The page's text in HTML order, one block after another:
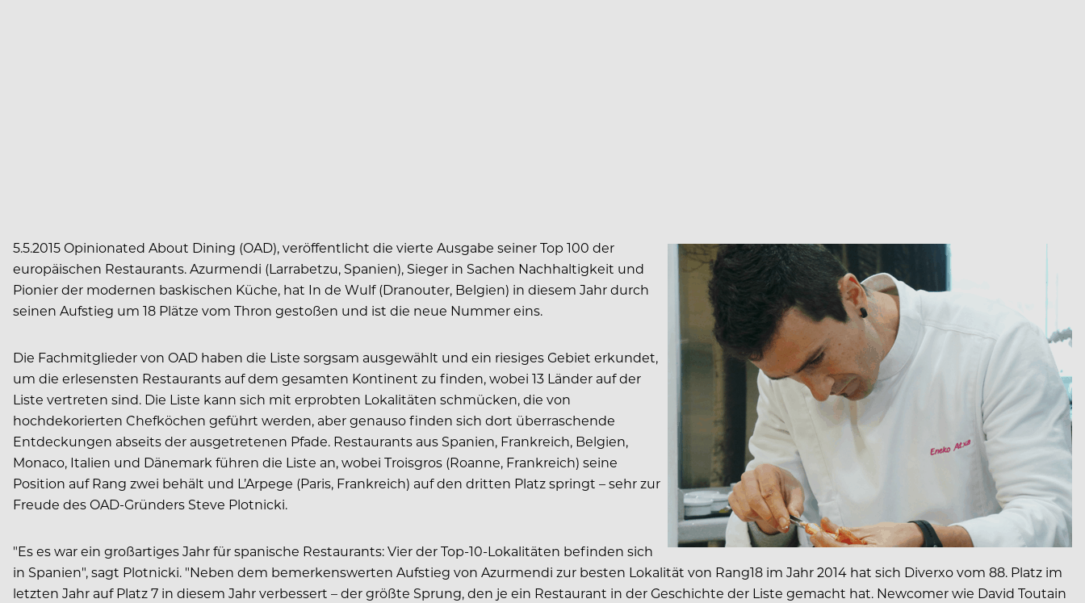
5.5.2015 Opinionated About Dining (OAD), veröffentlicht die vierte Ausgabe seiner Top 100 der
europäischen Restaurants. Azurmendi (Larrabetzu, Spanien), Sieger in Sachen Nachhaltigkeit und
Pionier der modernen baskischen Küche, hat In de Wulf (Dranouter, Belgien) in diesem Jahr durch
seinen Aufstieg um 18 Plätze vom Thron gestoßen und ist die neue Nummer eins.
Die Fachmitglieder von OAD haben die Liste sorgsam ausgewählt und ein riesiges Gebiet erkundet,
um die erlesensten Restaurants auf dem gesamten Kontinent zu finden, wobei 13 Länder auf der
Liste vertreten sind. Die Liste kann sich mit erprobten Lokalitäten schmücken, die von
hochdekorierten Chefköchen geführt werden, aber genauso finden sich dort überraschende
Entdeckungen abseits der ausgetretenen Pfade. Restaurants aus Spanien, Frankreich, Belgien,
Monaco, Italien und Dänemark führen die Liste an, wobei Troisgros (Roanne, Frankreich) seine
Position auf Rang zwei behält und L’Arpege (Paris, Frankreich) auf den dritten Platz springt – sehr zur
Freude des OAD-Gründers Steve Plotnicki.
"Es es war ein großartiges Jahr für spanische Restaurants: Vier der Top-10-Lokalitäten befinden sich
in Spanien", sagt Plotnicki. "Neben dem bemerkenswerten Aufstieg von Azurmendi zur besten Lokalität von Rang18 im Jahr 2014 hat sich Diverxo vom 88. Platz im
letzten Jahr auf Platz 7 in diesem Jahr verbessert – der größte Sprung, den je ein Restaurant in der Geschichte der Liste gemacht hat. Newcomer wie David Toutain